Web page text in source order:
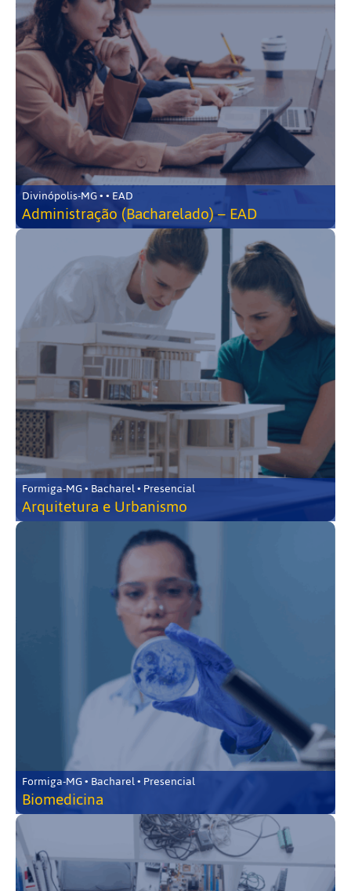
Divinópolis-MG • • EAD
Administração (Bacharelado) – EAD
Formiga-MG • Bacharel • Presencial
Arquitetura e Urbanismo
Formiga-MG • Bacharel • Presencial
Biomedicina